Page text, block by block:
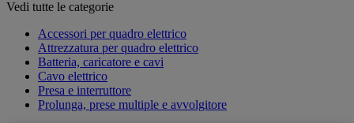
Vedi tutte le categorie
Accessori per quadro elettrico
Attrezzatura per quadro elettrico
Batteria, caricatore e cavi
Cavo elettrico
Presa e interruttore
Prolunga, prese multiple e avvolgitore